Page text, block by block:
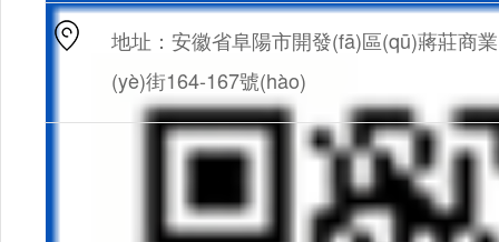
地址：安徽省阜陽市開發(fā)區(qū)蔣莊商業
(yè)街164-167號(hào)